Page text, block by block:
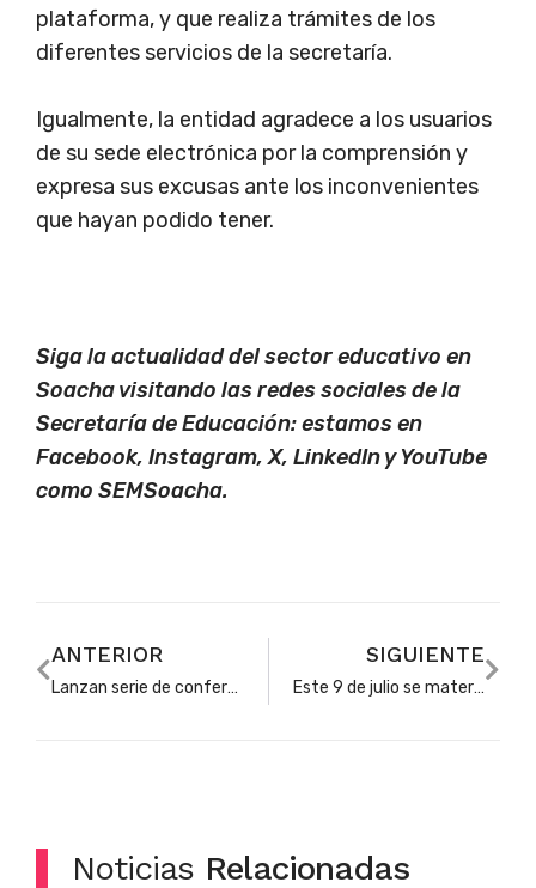
plataforma, y que realiza trámites de los
diferentes servicios de la secretaría.
Igualmente, la entidad agradece a los usuarios
de su sede electrónica por la comprensión y
expresa sus excusas ante los inconvenientes
que hayan podido tener.
Siga la actualidad del sector educativo en
Soacha visitando las redes sociales de la
Secretaría de Educación: estamos en
Facebook, Instagram, X, LinkedIn y YouTube
como SEMSoacha.
ANTERIOR
Lanzan serie de conferencias en línea para analizar los resultados de las Pruebas PISA
SIGUIENTE
Este 9 de julio se materializará alianza para ampliar el tránsito a la educación superior en Soacha
Noticias Relacionadas